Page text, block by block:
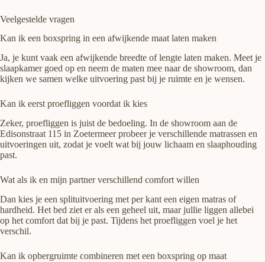
Veelgestelde vragen
Kan ik een boxspring in een afwijkende maat laten maken
Ja, je kunt vaak een afwijkende breedte of lengte laten maken. Meet je
slaapkamer goed op en neem de maten mee naar de showroom, dan
kijken we samen welke uitvoering past bij je ruimte en je wensen.
Kan ik eerst proefliggen voordat ik kies
Zeker, proefliggen is juist de bedoeling. In de showroom aan de
Edisonstraat 115 in Zoetermeer probeer je verschillende matrassen en
uitvoeringen uit, zodat je voelt wat bij jouw lichaam en slaaphouding
past.
Wat als ik en mijn partner verschillend comfort willen
Dan kies je een splituitvoering met per kant een eigen matras of
hardheid. Het bed ziet er als een geheel uit, maar jullie liggen allebei
op het comfort dat bij je past. Tijdens het proefliggen voel je het
verschil.
Kan ik opbergruimte combineren met een boxspring op maat